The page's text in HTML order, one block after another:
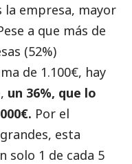
la empresa, mayor
a que más de
(52%)
de 1.100€, hay
un 36%, que lo
Por el
esta
solo 1 de cada 5